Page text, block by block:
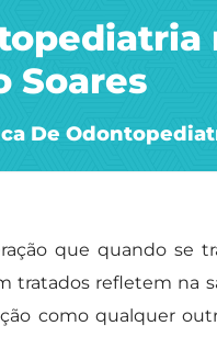
Soares
De
que quando se
tratados refletem na
como qualquer